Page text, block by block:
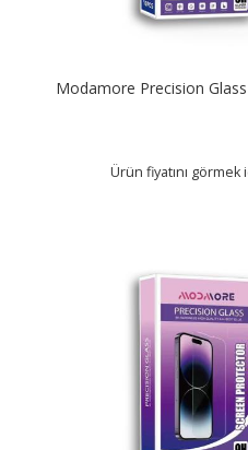
Modamore Precision
Ürün fiyatını görmek